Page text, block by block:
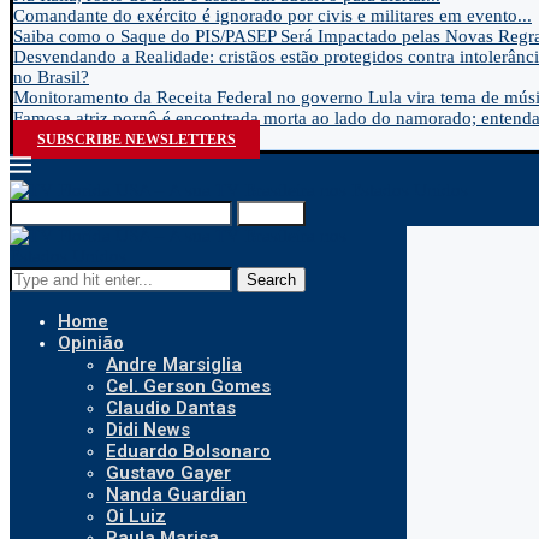
Comandante do exército é ignorado por civis e militares em evento...
Saiba como o Saque do PIS/PASEP Será Impactado pelas Novas
Desvendando a Realidade: cristãos estão protegidos contra
no Brasil?
Monitoramento da Receita Federal no governo Lula vira tema de
Famosa atriz pornô é encontrada morta ao lado do namorado;
SUBSCRIBE NEWSLETTERS
Search
Home
Opinião
Andre Marsiglia
Cel. Gerson Gomes
Claudio Dantas
Didi News
Eduardo Bolsonaro
Gustavo Gayer
Nanda Guardian
Oi Luiz